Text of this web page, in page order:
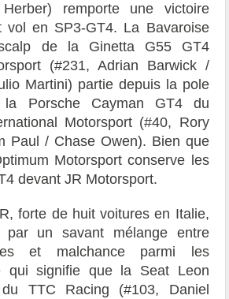
) remporte une victoire
vol en SP3-GT4. La Bavaroise
de la Ginetta G55 GT4
(#231, Adrian Barwick/
Martini) partie depuis la pole
Porsche Cayman GT4 du
Motorsport (#40, Rory
Paul / Chase Owen). Bien que
Motorsport conserve les
devant JR Motorsport.
forte de huit voitures en Italie,
un savant mélange entre
et malchance parmi les
qui signifie que la Seat Leon
TTC Racing (#103, Daniel